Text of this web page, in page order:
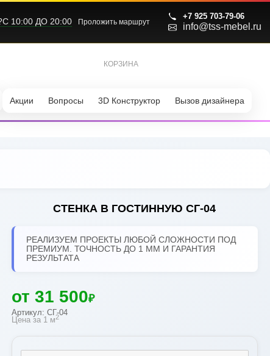
10:00 ДО 20:00 Проложить маршрут
+7 925 703-79-06
info@tss-mebel.ru
КОРЗИНА
Акции Вопросы 3D Конструктор Вызов дизайнера
СТЕНКА В ГОСТИННУЮ СГ-04
РЕАЛИЗУЕМ ПРОЕКТЫ ЛЮБОЙ СЛОЖНОСТИ ПОД
ПРЕМИУМ. ТОЧНОСТЬ ДО 1 ММ И ГАРАНТИЯ
РЕЗУЛЬТАТА
от 31 500₽
Артикул: СГ-04
Цена за 1 м2